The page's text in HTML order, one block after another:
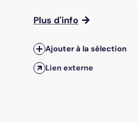
Plus d'info
Ajouter à la sélection
Lien externe